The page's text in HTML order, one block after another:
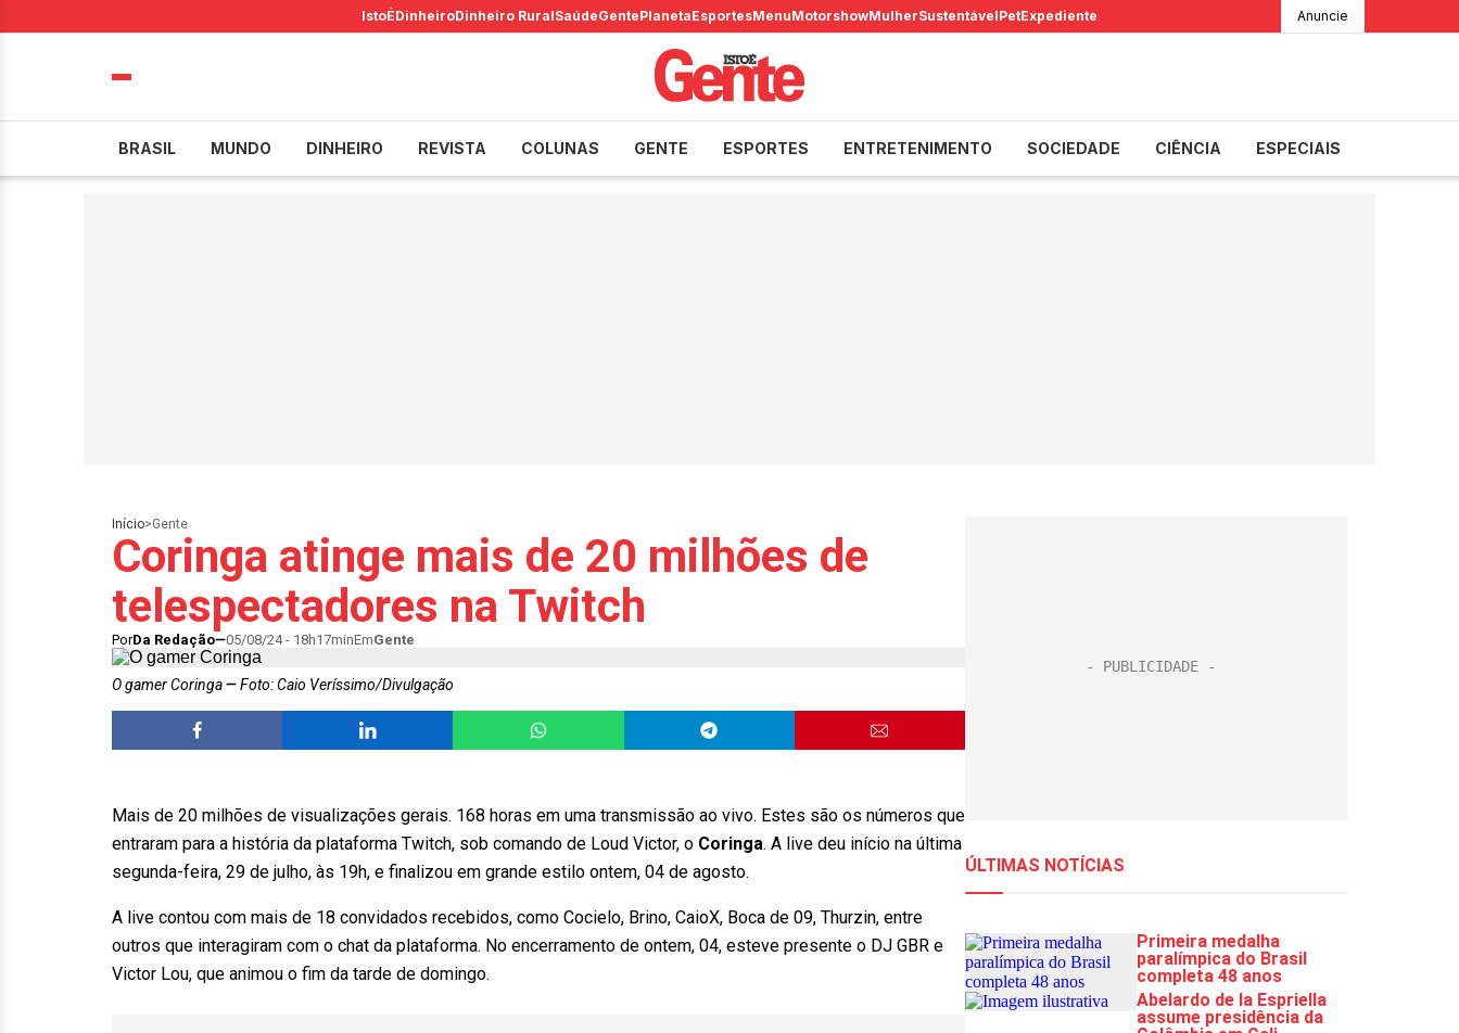
IstoÉDinheiroDinheiro RuralSaúdeGentePlanetaEsportesMenuMotorshowMulherSustentávelPetExpediente Anuncie
BRASIL MUNDO DINHEIRO REVISTA COLUNAS GENTE ESPORTES ENTRETENIMENTO SOCIEDADE CIÊNCIA ESPECIAIS
Início>Gente
Coringa atinge mais de 20 milhões de
telespectadores na Twitch
PorDa Redação 05/08/24 - 18h17minEmGente
O gamer Coringa Foto: Caio Veríssimo/Divulgação
Mais de 20 milhões de visualizações gerais. 168 horas em uma transmissão ao vivo. Estes são os números que
entraram para a história da plataforma Twitch, sob comando de Loud Victor, o Coringa. A live deu início na última
segunda-feira, 29 de julho, às 19h, e finalizou em grande estilo ontem, 04 de agosto.
A live contou com mais de 18 convidados recebidos, como Cocielo, Brino, CaioX, Boca de 09, Thurzin, entre
outros que interagiram com o chat da plataforma. No encerramento de ontem, 04, esteve presente o DJ GBR e
Victor Lou, que animou o fim da tarde de domingo.